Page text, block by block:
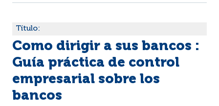
Título:
Como dirigir a sus bancos :
Guía práctica de control
empresarial sobre los
bancos